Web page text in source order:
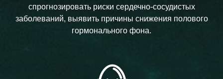
спрогнозировать риски сердечно-сосудистых
заболеваний, выявить причины снижения полового
гормонального фона.